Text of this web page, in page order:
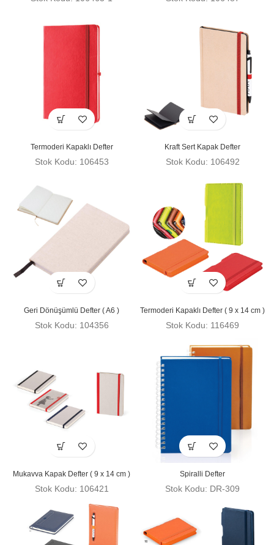
Termoderi Kapaklı Defter
Stok Kodu: 106453
Kraft Sert Kapak Defter
Stok Kodu: 106492
Geri Dönüşümlü Defter ( A6 )
Stok Kodu: 104356
Termoderi Kapaklı Defter ( 9 x 14 cm )
Stok Kodu: 116469
Mukavva Kapak Defter ( 9 x 14 cm )
Stok Kodu: 106421
Spiralli Defter
Stok Kodu: DR-309